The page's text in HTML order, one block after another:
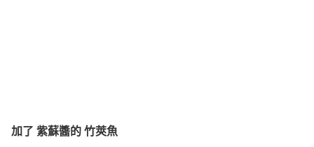
加了 紫蘇醬的 竹莢魚